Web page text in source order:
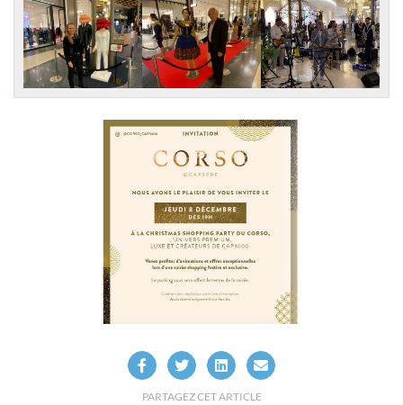
PARTAGEZ CET ARTICLE